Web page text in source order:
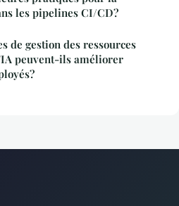
les pipelines CI/CD?
de gestion des ressources
peuvent-ils améliorer